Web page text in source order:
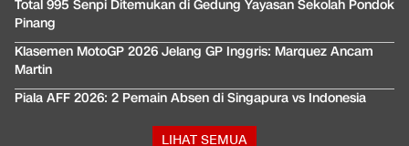
Total 995 Senpi Ditemukan di Gedung Yayasan Sekolah Pondok
Pinang
Klasemen MotoGP 2026 Jelang GP Inggris: Marquez Ancam
Martin
Piala AFF 2026: 2 Pemain Absen di Singapura vs Indonesia
LIHAT SEMUA